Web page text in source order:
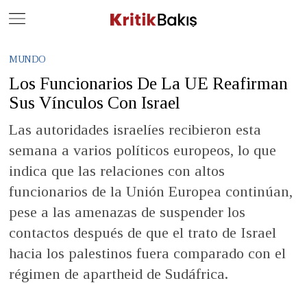
MUNDO
Los Funcionarios De La UE Reafirman
Sus Vínculos Con Israel
Las autoridades israelíes recibieron esta
semana a varios políticos europeos, lo que
indica que las relaciones con altos
funcionarios de la Unión Europea continúan,
pese a las amenazas de suspender los
contactos después de que el trato de Israel
hacia los palestinos fuera comparado con el
régimen de apartheid de Sudáfrica.